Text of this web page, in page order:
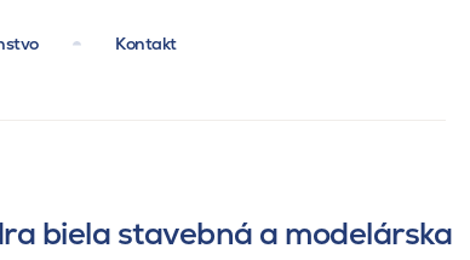
Kontakt
biela stavebná a modelárska